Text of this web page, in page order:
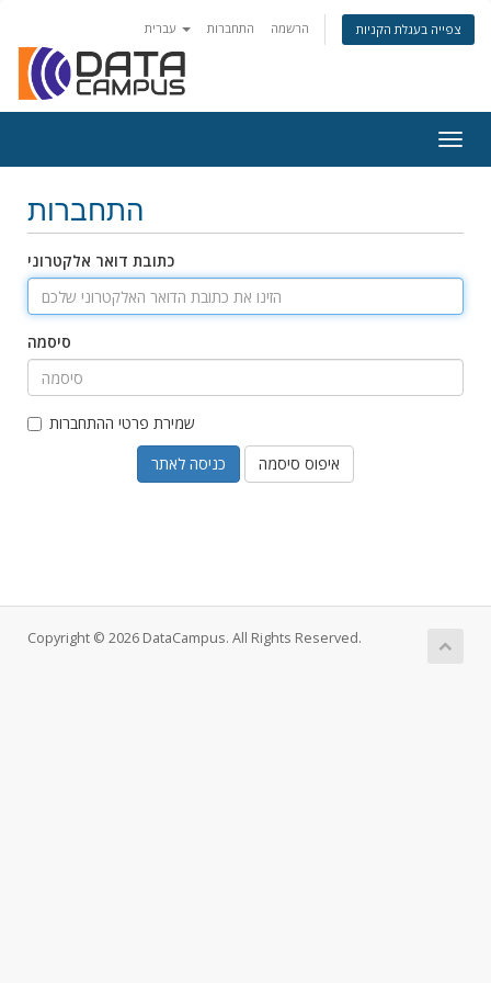
התחברות הרשמה צפייה בעגלת הקניות
התחברות
כתובת דואר אלקטרוני
סיסמה
שמירת פרטי ההתחברות
איפוס סיסמה
Copyright © 2026 DataCampus. All Rights Reserved.